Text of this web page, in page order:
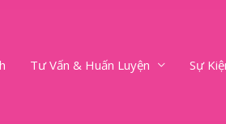
Tư Vấn & Huấn Luyện Sự